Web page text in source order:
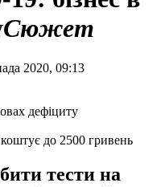
Сюжет
2020, 09:13
до 2500 гривень
тести на